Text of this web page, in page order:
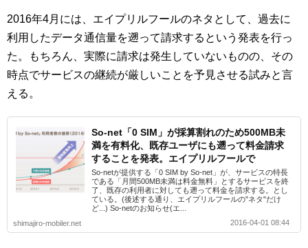
2016年4月には、エイプリルフールのネタとして、過去に
利用したデータ通信量を遡って請求するという発表を行っ
た。もちろん、実際に請求は発生していないものの、その
時点でサービスの継続が厳しいことを予見させる試みと言
える。
So-net「0 SIM」が採算割れのため500MB未
満を有料化、既存ユーザにも遡って料金請求
することを発表。エイプリルフールで
So-netが提供する「0 SIM by So-net」が、サービスの特長
である「月間500MB未満は料金無料」とするサービスを終
了、既存の利用者に対しても遡って料金を請求する。とし
ている。(後述する通り、エイプリルフールの"ネタ"だけ
ど...) So-netのお知らせ(エ...
shimajiro-mobiler.net
2016-04-01 08:44